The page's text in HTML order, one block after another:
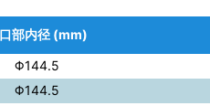
部内径 (mm)
Φ144.5
Φ144.5